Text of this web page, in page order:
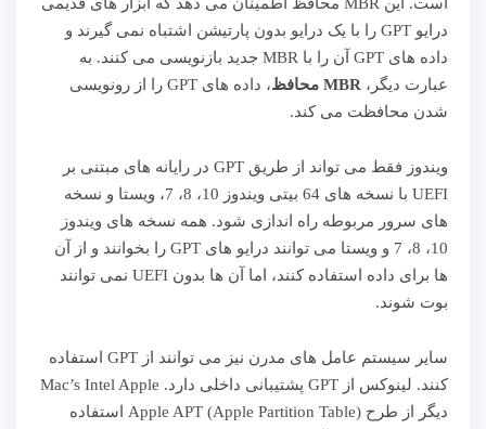
درایو GPT را با یک درایو بدون پارتیشن اشتباه نمی گیرند و
داده های GPT آن را با MBR جدید بازنویسی می کنند. به
عبارت دیگر،
، داده های GPT را از رونویسی
شدن محافظت می کند.
ویندوز فقط می تواند از طریق GPT در رایانه های مبتنی بر
UEFI با نسخه های 64 بیتی ویندوز 10، 8، 7، ویستا و نسخه
های سرور مربوطه راه اندازی شود. همه نسخه های ویندوز
10، 8، 7 و ویستا می توانند درایو های GPT را بخوانند و از آن
ها برای داده استفاده کنند، اما آن ها بدون UEFI نمی توانند
بوت شوند.
سایر سیستم عامل های مدرن نیز می توانند از GPT استفاده
کنند. لینوکس از GPT پشتیبانی داخلی دارد. Mac’s Intel Apple
دیگر از طرح Apple APT (Apple Partition Table) استفاده